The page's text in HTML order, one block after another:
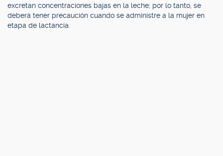
excretan concentraciones bajas en la leche; por lo tanto, se
deberá tener precaución cuando se administre a la mujer en
etapa de lactancia.